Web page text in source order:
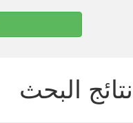
نتائج البحث